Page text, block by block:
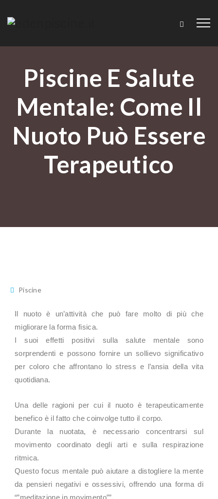
Piscine E Salute
Mentale: Come Il
Nuoto Può Essere
Terapeutico
Piscine
Il nuoto è un’attività che può fare molto di più che
migliorare la forma fisica.
I suoi effetti positivi sulla salute mentale sono
sorprendenti e possono fornire un sollievo significativo
per coloro che affrontano lo stress e l’ansia della vita
quotidiana.
Una delle ragioni per cui il nuoto è terapeuticamente
benefico è il fatto che coinvolge tutto il corpo.
Durante la nuotata, è necessario concentrarsi sul
movimento coordinato degli arti e sulla respirazione
ritmica.
Questo focus mentale può aiutare a distogliere la mente
da pensieri negativi e ossessivi, offrendo una forma di
“”meditazione in movimento””.